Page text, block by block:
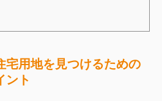
宅用地を見つけるための
ント